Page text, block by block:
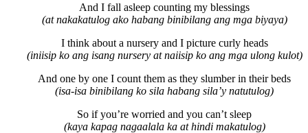
And I fall asleep counting my blessings
(at nakakatulog ako habang binibilang ang mga biyaya)
I think about a nursery and I picture curly heads
(iniisip ko ang isang nursery at naiisip ko ang mga ulong kulot)
And one by one I count them as they slumber in their beds
(isa-isa binibilang ko sila habang sila’y natutulog)
So if you’re worried and you can’t sleep
(kaya kapag nagaalala ka at hindi makatulog)